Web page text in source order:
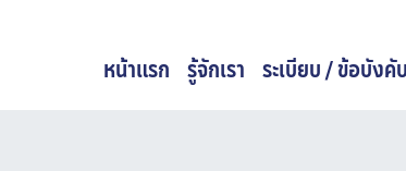
หน้าแรก รู้จักเรา ระเบียบ / ข้อบัง